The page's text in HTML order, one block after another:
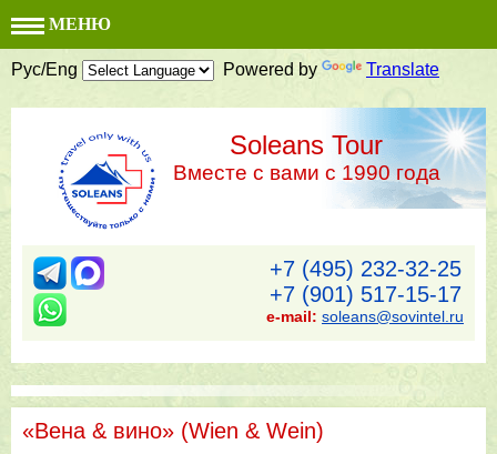
МЕНЮ
Рус/Eng Powered by Translate
Soleans Tour
Вместе с вами с 1990 года
+7 (495) 232-32-25
+7 (901) 517-15-17
e-mail: soleans@sovintel.ru
«Вена & вино» (Wien & Wein)